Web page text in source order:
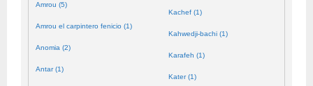
Amrou (5)
Amrou el carpintero fenicio (1)
Anomia (2)
Antar (1)
Kachef (1)
Kahwedji-bachi (1)
Karafeh (1)
Kater (1)